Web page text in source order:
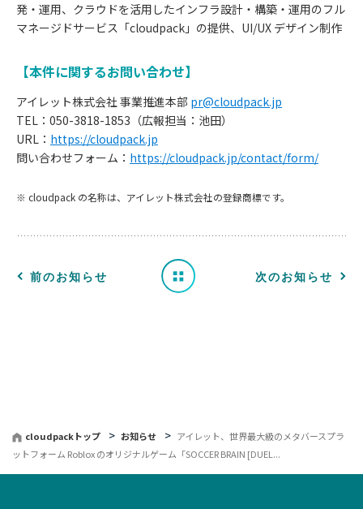
発・運用、クラウドを活用したインフラ設計・構築・運用のフル
マネージドサービス「cloudpack」の提供、UI/UX デザイン制作
【本件に関するお問い合わせ】
アイレット株式会社 事業推進本部 pr@cloudpack.jp
TEL：050-3818-1853（広報担当：池田）
URL： https://cloudpack.jp
問い合わせフォーム： https://cloudpack.jp/contact/form/
※ cloudpack の名称は、アイレット株式会社の登録商標です。
前のお知らせ
ら
せ
一 次のお知らせ
cloudpackトップ お知らせ
アイレット、世界最大級のメタバースプラ
ットフォーム Roblox のオリジナルゲーム「SOCCER BRAIN [DUEL...